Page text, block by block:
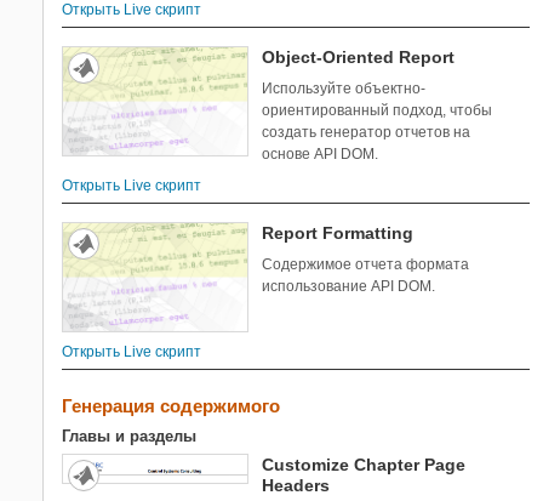
Partial Differential Equation Toolbox
Phased Array System Toolbox
Powertrain Blockset
Predictive Maintenance Toolbox
Radar Toolbox
RF Blockset
RF PCB Toolbox
RF Toolbox
Risk Management Toolbox
Robotics System Toolbox
Robust Control Toolbox
ROS Toolbox
Satellite Communications Toolbox
Sensor Fusion and Tracking Toolbox
SerDes Toolbox
Signal Integrity Toolbox
Открыть Live скрипт
Object-Oriented Report
Используйте объектно-
ориентированный подход, чтобы
создать генератор отчетов на
основе API DOM.
Открыть Live скрипт
Report Formatting
Содержимое отчета формата
использование API DOM.
Открыть Live скрипт
Генерация содержимого
Главы и разделы
Customize Chapter Page
Headers